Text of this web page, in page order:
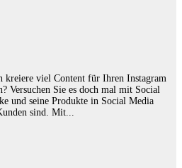
kreiere viel Content für Ihren Instagram
Versuchen Sie es doch mal mit Social
und seine Produkte in Social Media
sind. Mit...